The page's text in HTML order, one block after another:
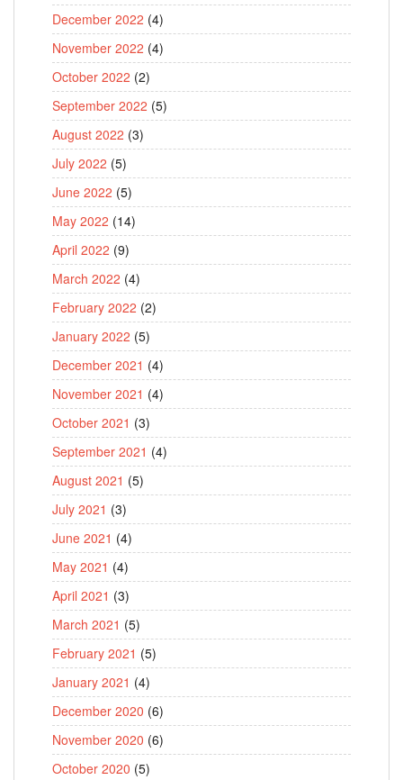
December 2022 (4)
November 2022 (4)
October 2022 (2)
September 2022 (5)
August 2022 (3)
July 2022 (5)
June 2022 (5)
May 2022 (14)
April 2022 (9)
March 2022 (4)
February 2022 (2)
January 2022 (5)
December 2021 (4)
November 2021 (4)
October 2021 (3)
September 2021 (4)
August 2021 (5)
July 2021 (3)
June 2021 (4)
May 2021 (4)
April 2021 (3)
March 2021 (5)
February 2021 (5)
January 2021 (4)
December 2020 (6)
November 2020 (6)
October 2020 (5)